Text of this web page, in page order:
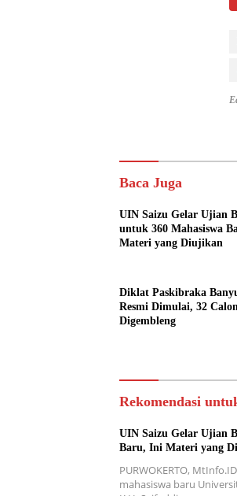
Baca Juga
UIN Saizu Gelar Ujian
untuk 360 Mahasiswa
Materi yang Diujikan
Diklat Paskibraka
Resmi Dimulai, 32
Digembleng
Rekomendasi
UIN Saizu Gelar Ujian
Baru, Ini Materi yang
PURWOKERTO,
mahasiswa baru